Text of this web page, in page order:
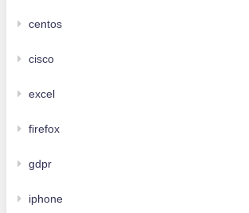
centos
cisco
excel
firefox
gdpr
iphone